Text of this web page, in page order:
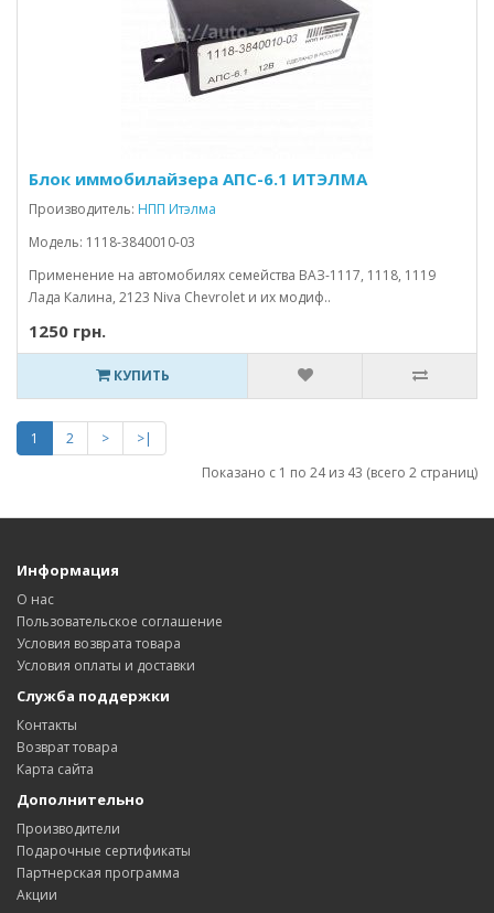
Блок иммобилайзера АПС-6.1 ИТЭЛМА
Производитель: НПП Итэлма
Модель: 1118-3840010-03
Применение на автомобилях семейства ВАЗ-1117, 1118, 1119
Лада Калина, 2123 Niva Chevrolet и их модиф..
1250 грн.
КУПИТЬ
1 2 >
>|
Показано с 1 по 24 из 43 (всего 2 страниц)
Информация
О нас
Пользовательское соглашение
Условия возврата товара
Условия оплаты и доставки
Служба поддержки
Контакты
Возврат товара
Карта сайта
Дополнительно
Производители
Подарочные сертификаты
Партнерская программа
Акции